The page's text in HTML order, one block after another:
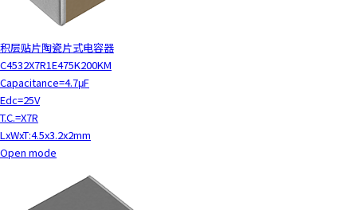
积层贴片陶瓷片式电容器
C4532X7R1E475K200KM
Capacitance=4.7μF
Edc=25V
T.C.=X7R
LxWxT:4.5x3.2x2mm
Open mode